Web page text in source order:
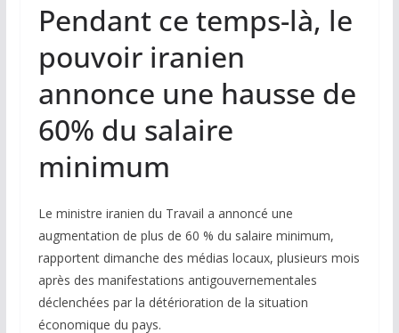
Pendant ce temps-là, le
pouvoir iranien
annonce une hausse de
60% du salaire
minimum
Le ministre iranien du Travail a annoncé une
augmentation de plus de 60 % du salaire minimum,
rapportent dimanche des médias locaux, plusieurs mois
après des manifestations antigouvernementales
déclenchées par la détérioration de la situation
économique du pays.